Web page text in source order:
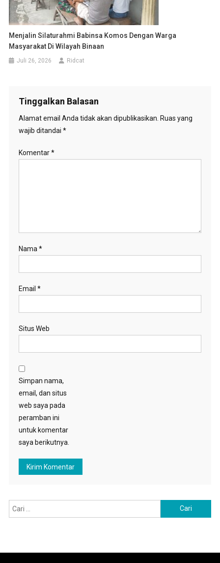
Menjalin Silaturahmi Babinsa Komos Dengan Warga
Masyarakat Di Wilayah Binaan
Juli 26, 2026 Ridcat
Tinggalkan Balasan
Alamat email Anda tidak akan dipublikasikan. Ruas yang
wajib ditandai *
Komentar*
Nama *
Email *
Situs Web
Simpan nama,
email, dan situs
web saya pada
peramban ini
untuk komentar
saya berikutnya.
untuk: